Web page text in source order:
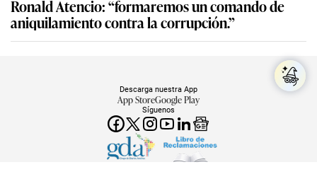
Ronald Atencio: “formaremos un comando de
aniquilamiento contra la corrupción.”
Síguenos
Descarga nuestra App
App StoreGoogle Play